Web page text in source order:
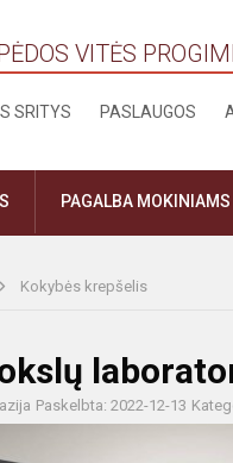
VITĖS
SRITYS PASLAUGOS
PAGALBA
Kokybės krepšelis
Paskelbta: 2022-12-13